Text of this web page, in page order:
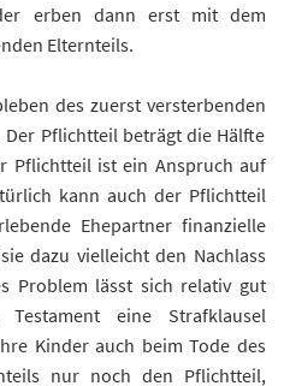
erben dann erst mit dem
Elternteils.
des zuerst versterbenden
Der Pflichtteil beträgt die Hälfte
Pflichtteil ist ein Anspruch auf
kann auch der Pflichtteil
Ehepartner finanzielle
dazu vielleicht den Nachlass
Problem lässt sich relativ gut
eine Strafklausel
Kinder auch beim Tode des
nur noch den Pflichtteil,